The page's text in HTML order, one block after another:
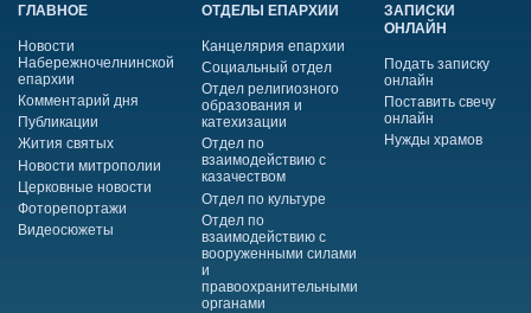
ГЛАВНОЕ
Новости
Набережночелнинской
епархии
Комментарий дня
Публикации
Жития святых
Новости митрополии
Церковные новости
Фоторепортажи
Видеосюжеты
ОТДЕЛЫ ЕПАРХИИ
Канцелярия епархии
Социальный отдел
Отдел религиозного
образования и
катехизации
Отдел по
взаимодействию с
казачеством
Отдел по культуре
Отдел по
взаимодействию с
вооруженными силами
и
правоохранительными
органами
ЗАПИСКИ
ОНЛАЙН
Подать записку
онлайн
Поставить свечу
онлайн
Нужды храмов